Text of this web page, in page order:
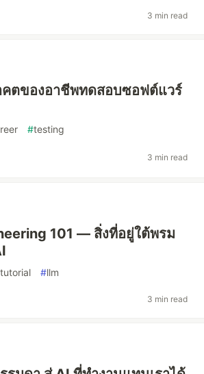
3 min read
คตของอาชีพทดสอบซอฟต์แวร์
#testing
3 min read
101 — สิ่งที่อยู่ใต้พรม
tutorial #llm
3 min read